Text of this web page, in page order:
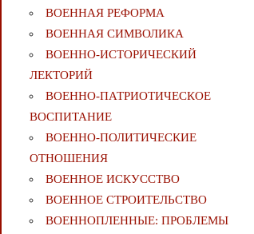
ВОЕННАЯ РЕФОРМА
ВОЕННАЯ СИМВОЛИКА
ВОЕННО-ИСТОРИЧЕСКИЙ
ЛЕКТОРИЙ
ВОЕННО-ПАТРИОТИЧЕСКОЕ
ВОСПИТАНИЕ
ВОЕННО-ПОЛИТИЧЕСКИE
ОТНОШЕНИЯ
ВОЕННОЕ ИСКУССТВО
ВОЕННОЕ СТРОИТЕЛЬСТВО
ВОЕННОПЛЕННЫЕ: ПРОБЛЕМЫ